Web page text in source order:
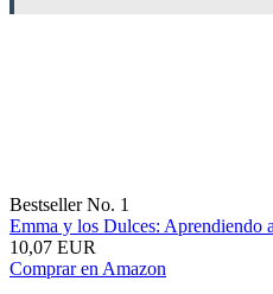
Bestseller No. 1
Emma y los Dulces: Aprendiendo
10,07 EUR
Comprar en Amazon